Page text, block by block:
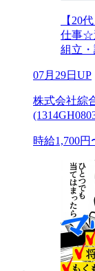
【20
仕事☆
組立
07月29日UP
株式会社綜
時給1,700円